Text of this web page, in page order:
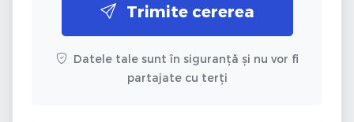
Trimite cererea
Datele tale sunt în siguranță și nu vor fi
partajate cu terți